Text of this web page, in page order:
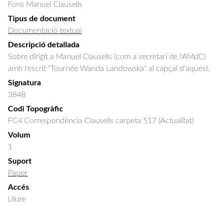
Fons Manuel Clausells
Tipus de document
Documentació textual
Descripció detallada
Sobre dirigit a Manuel Clausells (com a secretari de l'AMdC)
amb l'escrit "Tournée Wanda Landowska" al capçal d'aquest.
Signatura
3848
Codi Topogràfic
FC4 Correspondència Clausells carpeta 517 (Actualitat)
Volum
1
Suport
Paper
Accés
Lliure